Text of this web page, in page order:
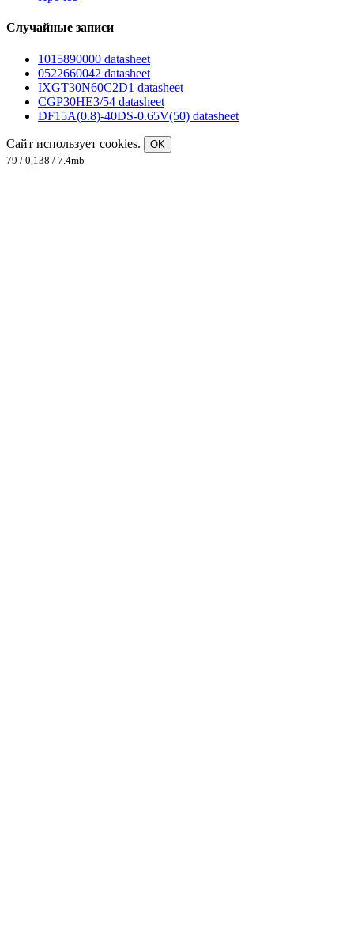
Случайные записи
1015890000 datasheet
0522660042 datasheet
IXGT30N60C2D1 datasheet
CGP30HE3/54 datasheet
DF15A(0.8)-40DS-0.65V(50) datasheet
Сайт использует cookies.
OK
79 / 0,138 / 7.4mb